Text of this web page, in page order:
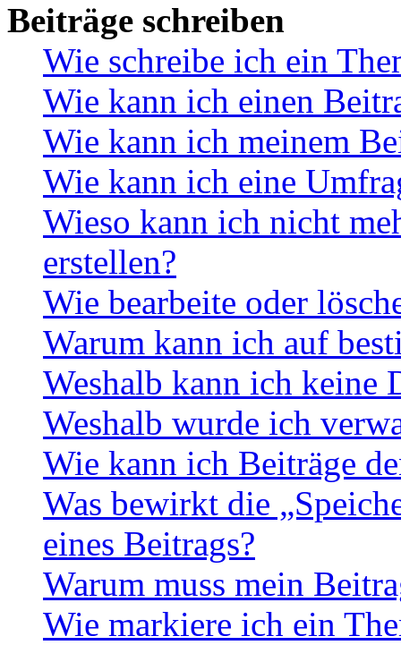
Beiträge schreiben
Wie schreibe ich ein
Wie kann ich einen
Wie kann ich meinem
Wie kann ich eine
Wieso kann ich nicht
erstellen?
Wie bearbeite oder
Warum kann ich auf
Weshalb kann ich keine
Weshalb wurde ich
Wie kann ich Beiträge
Was bewirkt die
eines Beitrags?
Warum muss mein
Wie markiere ich ein